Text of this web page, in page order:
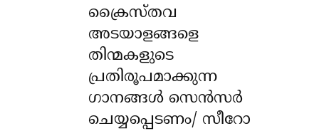
ക്രൈസ്തവ
അടയാളങ്ങളെ
തിന്മകളുടെ
പ്രതിരൂപമാക്കുന്ന
ഗാനങ്ങൾ സെൻസർ
ചെയ്യപ്പെടണം/ സീറോ